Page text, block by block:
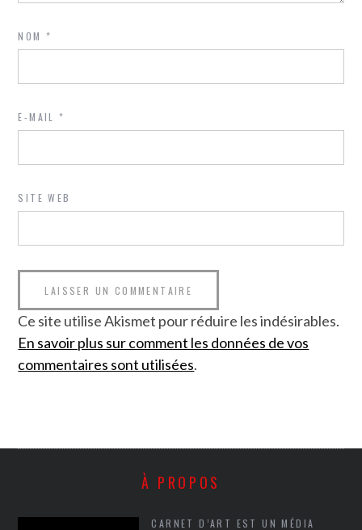
NOM*
E-MAIL*
SITE WEB
Ce site utilise Akismet pour réduire les indésirables.
En savoir plus sur comment les données de vos
commentaires sont utilisées.
À PROPOS
CARNET D’ART EST UN MÉDIA